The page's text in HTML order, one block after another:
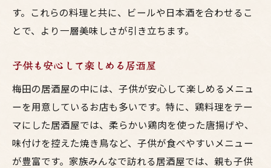
す。これらの料理と共に、ビールや日本酒を合わせるこ
とで、より一層美味しさが引き立ちます。
子供も安心して楽しめる居酒屋
梅田の居酒屋の中には、子供が安心して楽しめるメニュ
ーを用意しているお店も多いです。特に、鶏料理をテー
マにした居酒屋では、柔らかい鶏肉を使った唐揚げや、
味付けを控えた焼き鳥など、子供が食べやすいメニュー
が豊富です。家族みんなで訪れる居酒屋では、親も子供